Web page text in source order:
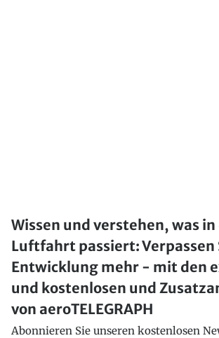
Wissen und verstehen, was
Luftfahrt passiert: Verpassen
Entwicklung mehr - mit den
und kostenlosen und
von aeroTELEGRAPH
Abonnieren Sie unseren kostenlosen